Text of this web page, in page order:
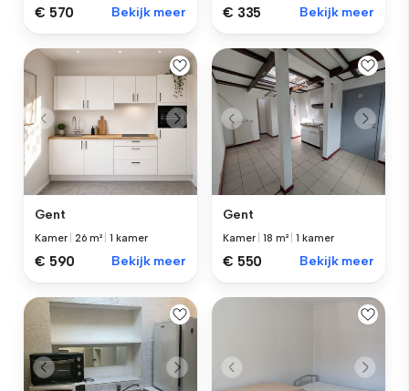
€ 570 Bekijk meer € 335 Bekijk meer
Gent
Kamer |26 m² |1 kamer
€ 590 Bekijk meer
Gent
Kamer |18 m² |1 kamer
€ 550 Bekijk meer